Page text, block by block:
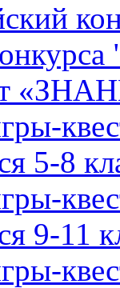
5-8
9-11